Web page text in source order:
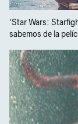
'Star Wars:
sabemos de la